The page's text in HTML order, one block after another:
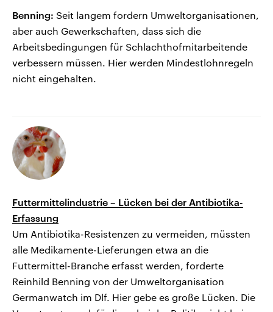
Benning: Seit langem fordern Umweltorganisationen,
aber auch Gewerkschaften, dass sich die
Arbeitsbedingungen für Schlachthofmitarbeitende
verbessern müssen. Hier werden Mindestlohnregeln
nicht eingehalten.
Futtermittelindustrie – Lücken bei der Antibiotika-
Erfassung
Um Antibiotika-Resistenzen zu vermeiden, müssten
alle Medikamente-Lieferungen etwa an die
Futtermittel-Branche erfasst werden, forderte
Reinhild Benning von der Umweltorganisation
Germanwatch im Dlf. Hier gebe es große Lücken. Die